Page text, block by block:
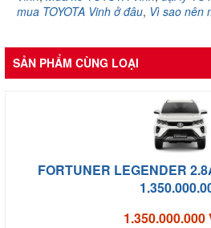
mua TOYOTA Vinh ở đâu, Vì sao nên
SẢN PHẨM CÙNG LOẠI
FORTUNER LEGENDER
1.350.000.000